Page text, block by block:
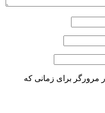
مرورگر برای زمانی که